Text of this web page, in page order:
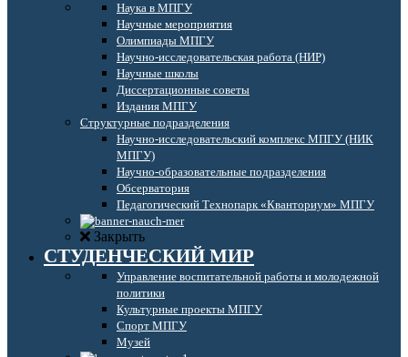
Наука в МПГУ
Научные мероприятия
Олимпиады МПГУ
Научно-исследовательская работа (НИР)
Научные школы
Диссертационные советы
Издания МПГУ
Структурные подразделения
Научно-исследовательский комплекс МПГУ (НИК
МПГУ)
Научно-образовательные подразделения
Обсерватория
Педагогический Технопарк «Кванториум» МПГУ
Закрыть
СТУДЕНЧЕСКИЙ МИР
Управление воспитательной работы и молодежной
политики
Культурные проекты МПГУ
Спорт МПГУ
Музей